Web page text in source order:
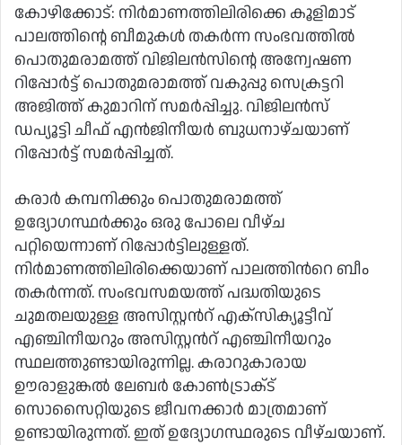
കോഴിക്കോട്: നിര്‍മാണത്തിലിരിക്കെ കൂളിമാട്
പാലത്തിന്റെ ബീമുകള്‍ തകര്‍ന്ന സംഭവത്തില്‍
പൊതുമരാമത്ത് വിജിലന്‍സിന്റെ അന്വേഷണ
റിപ്പോര്‍ട്ട് പൊതുമരാമത്ത് വകുപ്പു സെക്രട്ടറി
അജിത്ത് കുമാറിന് സമര്‍പ്പിച്ചു. വിജിലന്‍സ്
ഡപ്യൂട്ടി ചീഫ് എന്‍ജിനീയര്‍ ബുധനാഴ്ചയാണ്
റിപ്പോര്‍ട്ട് സമര്‍പ്പിച്ചത്.
കരാര്‍ കമ്പനിക്കും പൊതുമരാമത്ത്
ഉദ്യോഗസ്ഥര്‍ക്കും ഒരു പോലെ വീഴ്‌ച
പറ്റിയെന്നാണ് റിപ്പോര്‍ട്ടിലുള്ളത്.
നിര്‍മാണത്തിലിരിക്കെയാണ് പാലത്തിന്‍റെ ബീം
തകര്‍ന്നത്. സംഭവസമയത്ത് പദ്ധതിയുടെ
ചുമതലയുള്ള അസിസ്റ്റന്‍റ് എക്‌സിക്യൂട്ടീവ്
എഞ്ചിനീയറും അസിസ്റ്റന്‍റ് എഞ്ചിനീയറും
സ്ഥലത്തുണ്ടായിരുന്നില്ല. കരാറുകാരായ
ഊരാളുങ്കല്‍ ലേബര്‍ കോണ്‍ട്രാക്‌ട്
സൊസൈറ്റിയുടെ ജീവനക്കാര്‍ മാത്രമാണ്
ഉണ്ടായിരുന്നത്. ഇത് ഉദ്യോഗസ്ഥരുടെ വീഴ്‌ചയാണ്.